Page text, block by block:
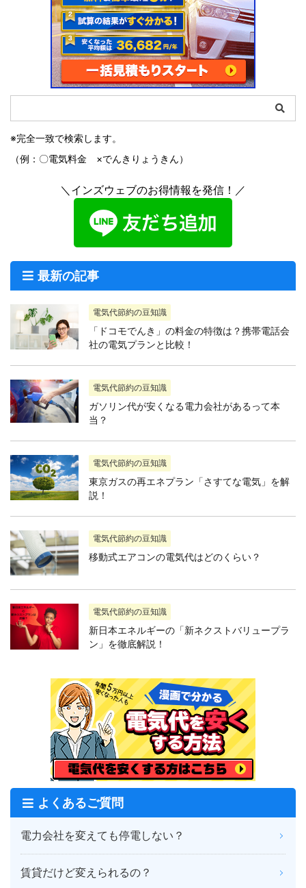
※完全一致で検索します。
（例：〇電気料金 ×でんきりょうきん）
＼インズウェブのお得情報を発信！／
最新の記事
電気代節約の豆知識
「ドコモでんき」の料金の特徴は？携帯電話会
社の電気プランと比較！
電気代節約の豆知識
ガソリン代が安くなる電力会社があるって本
当？
電気代節約の豆知識
東京ガスの再エネプラン「さすてな電気」を解
説！
電気代節約の豆知識
移動式エアコンの電気代はどのくらい？
電気代節約の豆知識
新日本エネルギーの「新ネクストバリュープラ
ン」を徹底解説！
よくあるご質問
電力会社を変えても停電しない？
賃貸だけど変えられるの？